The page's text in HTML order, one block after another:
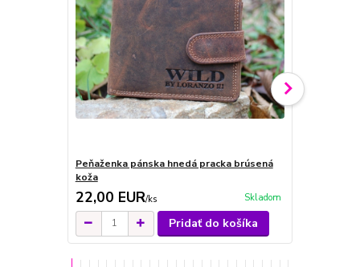
Peňaženka pánska hnedá pracka brúsená
koža
22,00 EUR/ks Skladom
Pridať do košíka